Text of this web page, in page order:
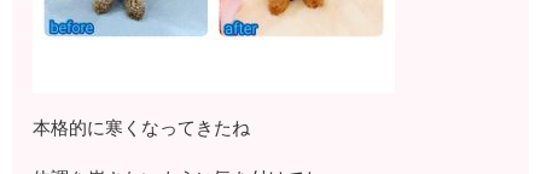
本格的に寒くなってきたね